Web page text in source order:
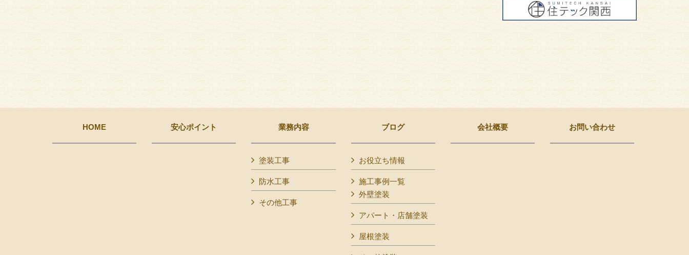
HOME 安心ポイント 業務内容
塗装工事
防水工事
その他工事
ブログ
お役立ち情報
施工事例一覧
外壁塗装
アパート・店舗塗装
屋根塗装
会社概要 お問い合わせ